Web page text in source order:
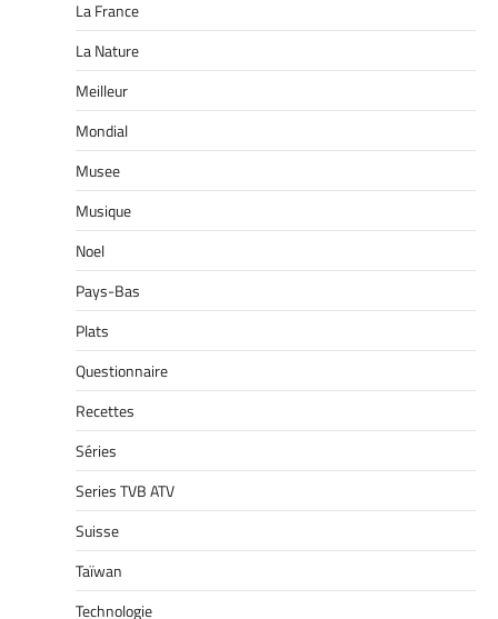
La France
La Nature
Meilleur
Mondial
Musee
Musique
Noel
Pays-Bas
Plats
Questionnaire
Recettes
Séries
Series TVB ATV
Suisse
Taïwan
Technologie